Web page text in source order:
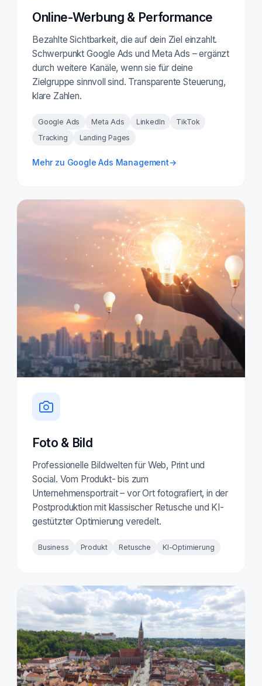
Online-Werbung & Performance
Bezahlte Sichtbarkeit, die auf dein Ziel einzahlt.
Schwerpunkt Google Ads und Meta Ads – ergänzt
durch weitere Kanäle, wenn sie für deine
Zielgruppe sinnvoll sind. Transparente Steuerung,
klare Zahlen.
Google Ads Meta Ads LinkedIn
TikTok
Tracking
Landing Pages
Mehr zu Google Ads Management→
Foto & Bild
Professionelle Bildwelten für Web, Print und
Social. Vom Produkt- bis zum
Unternehmensportrait – vor Ort fotografiert, in der
Postproduktion mit klassischer Retusche und KI-
gestützter Optimierung veredelt.
Business Produkt Retusche KI-Optimierung